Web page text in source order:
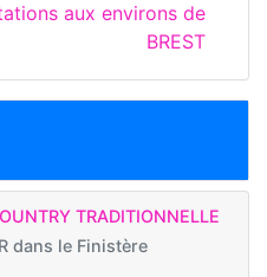
aux environs de
BREST
TRADITIONNELLE
dans le Finistère